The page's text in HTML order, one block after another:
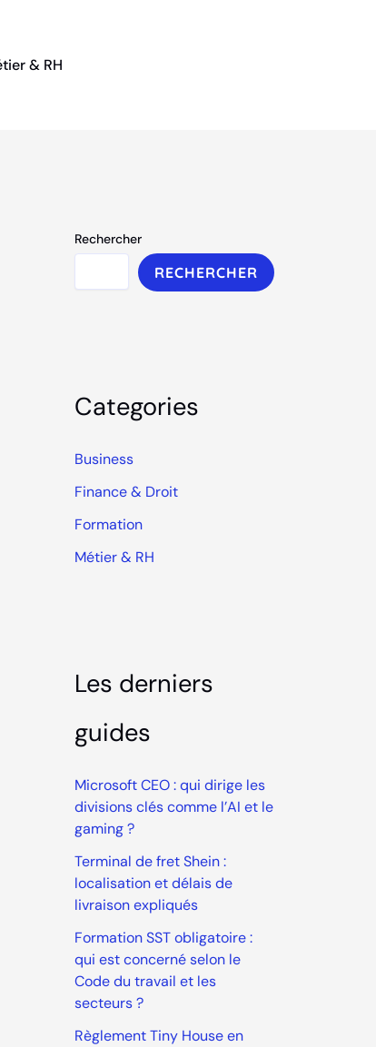
& RH
Rechercher
RECHERCHER
Categories
Business
Finance & Droit
Formation
Métier & RH
Les derniers
guides
Microsoft CEO : qui dirige les
divisions clés comme l’AI et le
gaming ?
Terminal de fret Shein :
localisation et délais de
livraison expliqués
Formation SST obligatoire :
qui est concerné selon le
Code du travail et les
secteurs ?
Règlement Tiny House en